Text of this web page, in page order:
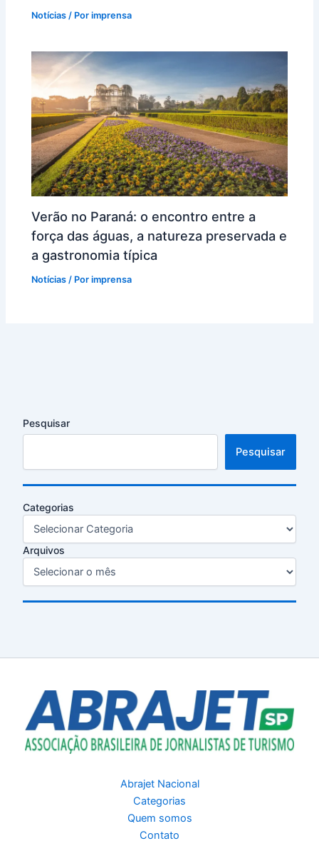
Notícias / Porimprensa
Verão no Paraná: o encontro entre a
força das águas, a natureza preservada e
a gastronomia típica
Notícias / Porimprensa
Pesquisar
Pesquisar
Categorias
Arquivos
Abrajet Nacional
Categorias
Quem somos
Contato